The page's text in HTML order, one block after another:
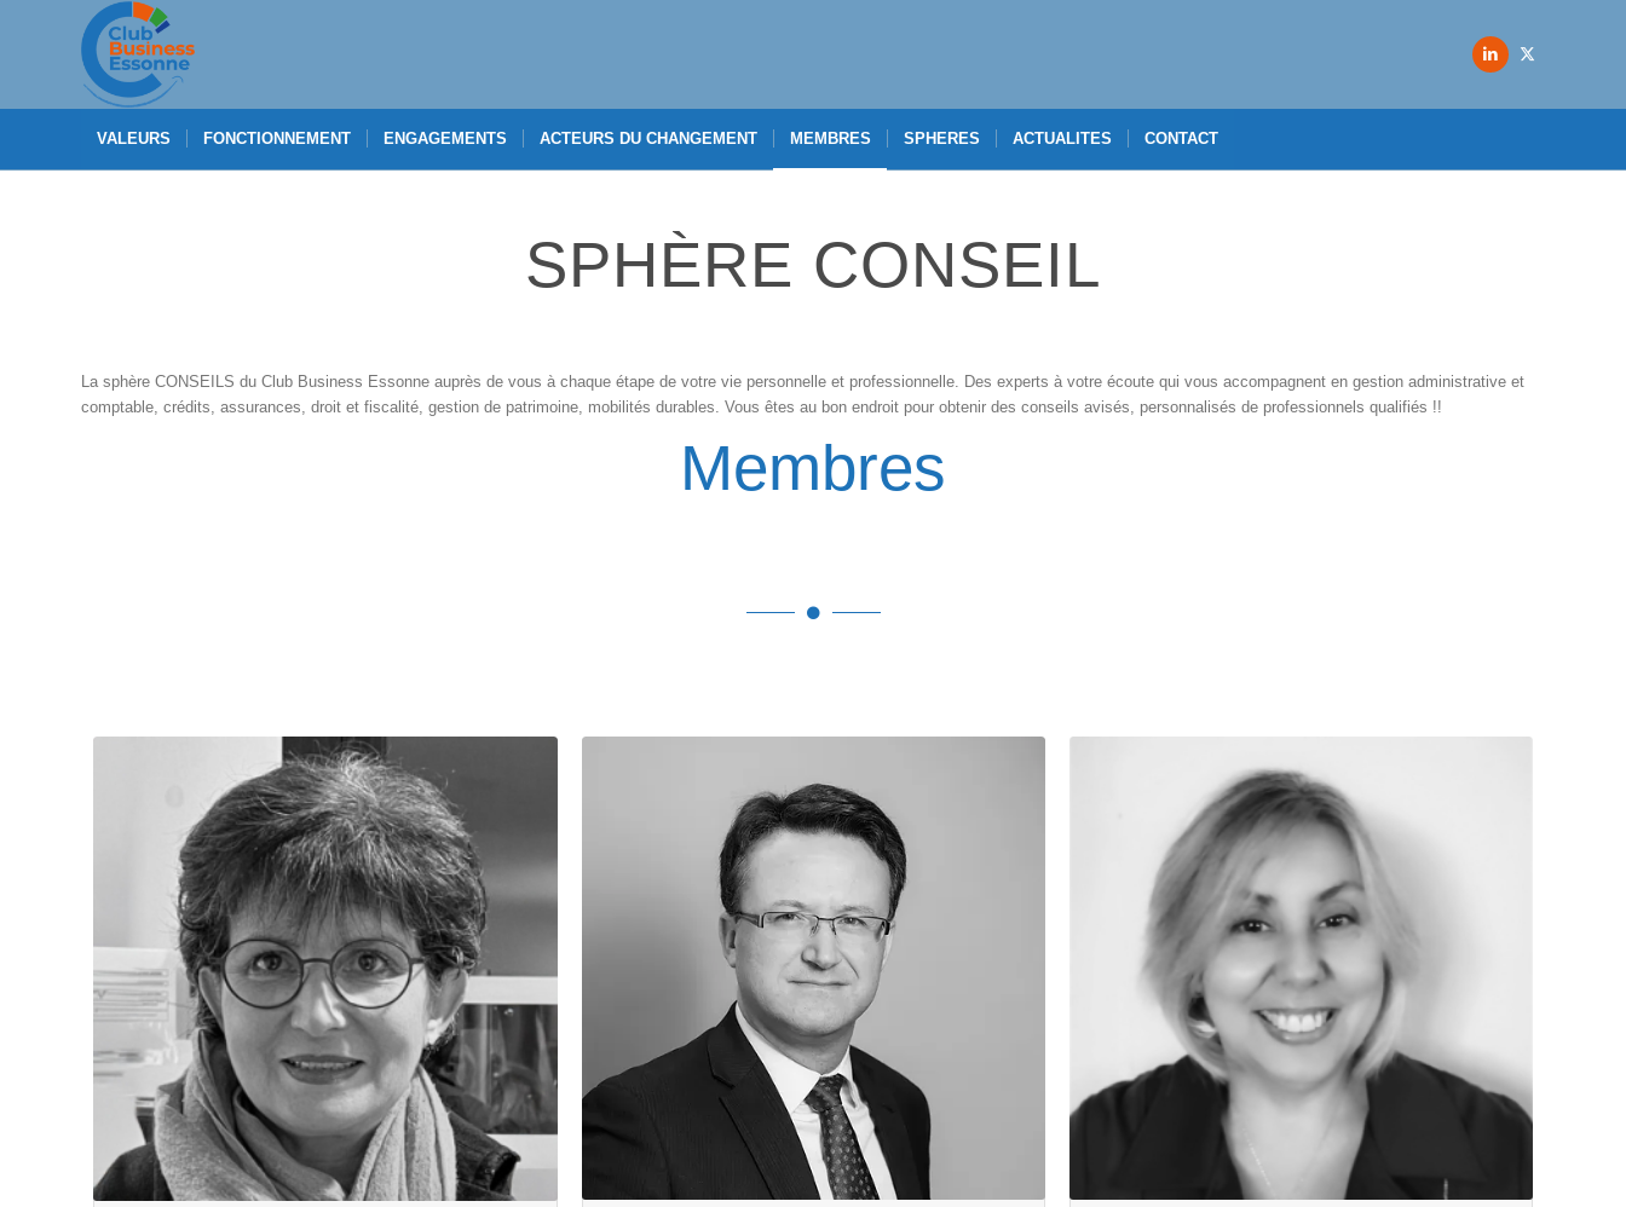
VALEURS FONCTIONNEMENT ENGAGEMENTS ACTEURS DU CHANGEMENT MEMBRES SPHERES ACTUALITES CONTACT
SPHÈRE CONSEIL
La sphère CONSEILS du Club Business Essonne auprès de vous à chaque étape de votre vie personnelle et professionnelle. Des experts à votre écoute qui vous accompagnent en gestion administrative et
comptable, crédits, assurances, droit et fiscalité, gestion de patrimoine, mobilités durables. Vous êtes au bon endroit pour obtenir des conseils avisés, personnalisés de professionnels qualifiés !!
Membres